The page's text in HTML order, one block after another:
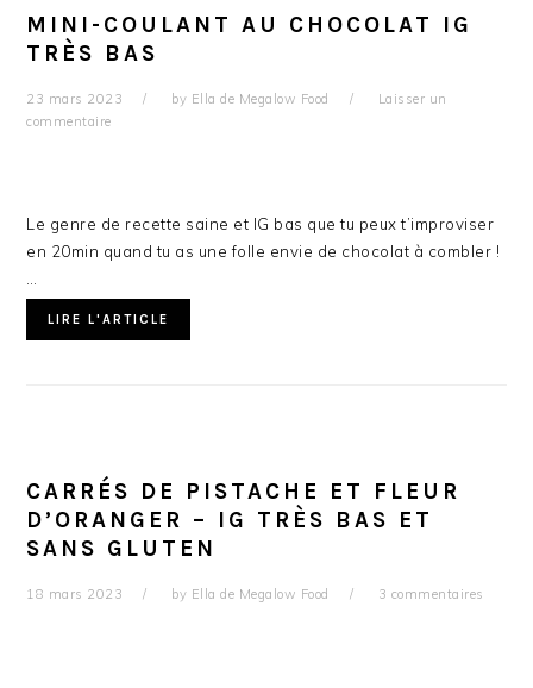
MINI-COULANT AU CHOCOLAT IG
TRÈS BAS
23 mars 2023 by Ella de Megalow Food
Laisser un
commentaire
Le genre de recette saine et IG bas que tu peux t’improviser
en 20min quand tu as une folle envie de chocolat à combler !
LIRE L'ARTICLE
CARRÉS DE PISTACHE ET FLEUR
D’ORANGER – IG TRÈS BAS ET
SANS GLUTEN
18 mars 2023 by Ella de Megalow Food 3 commentaires